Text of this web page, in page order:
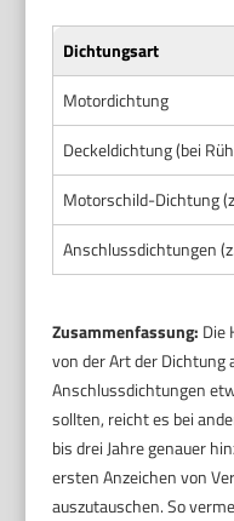
Dichtungsart
Motordichtung
Deckeldichtung (bei
Motorschild-Dichtung
Anschlussdichtungen
Zusammenfassung: Die
von der Art der Dichtung
Anschlussdichtungen
sollten, reicht es bei
bis drei Jahre genauer
ersten Anzeichen von
auszutauschen. So